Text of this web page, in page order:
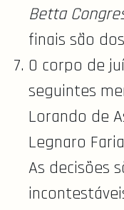
Betta
finais são
O corpo de
seguintes
Lorando de
Legnaro
As decisões